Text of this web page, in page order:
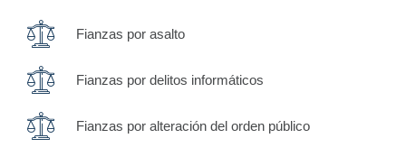
Fianzas por asalto
Fianzas por delitos informáticos
Fianzas por alteración del orden público